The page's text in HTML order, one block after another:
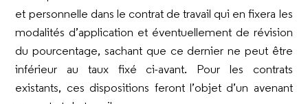
et personnelle dans le contrat de travail qui en fixera les
modalités d’application et éventuellement de révision
du pourcentage, sachant que ce dernier ne peut être
inférieur au taux fixé ci-avant. Pour les contrats
existants, ces dispositions feront l’objet d’un avenant